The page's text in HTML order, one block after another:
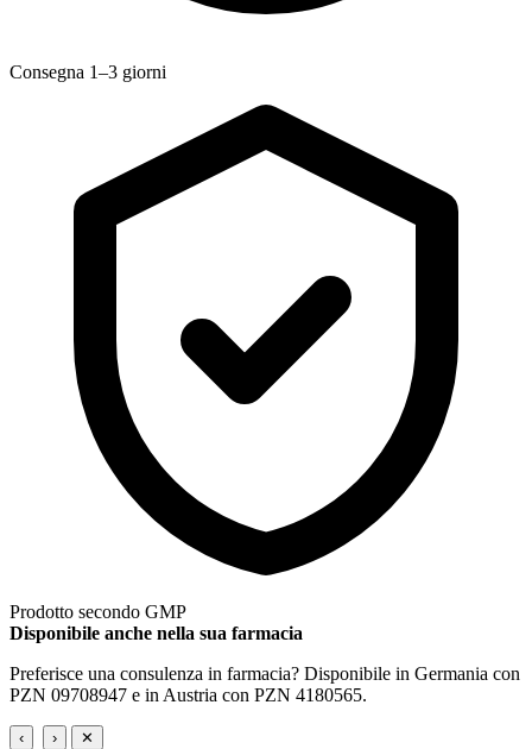
Consegna 1–3 giorni
Prodotto secondo GMP
Disponibile anche nella sua farmacia
Preferisce una consulenza in farmacia? Disponibile in Germania con
PZN 09708947 e in Austria con PZN 4180565.
‹ › ✕